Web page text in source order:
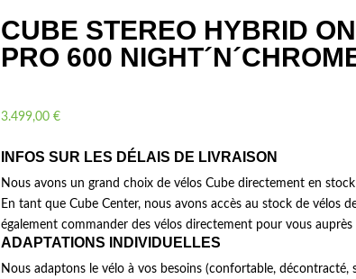
CUBE STEREO HYBRID
PRO 600
3.499,00 €
INFOS SUR LES DÉLAIS DE LIVRAISON
Nous avons un grand choix de vélos Cube directement en stock
En tant que Cube Center, nous avons accès au stock de vélos
également commander des vélos directement pour vous
ADAPTATIONS INDIVIDUELLES
Nous adaptons le vélo à vos besoins (confortable, décontracté,